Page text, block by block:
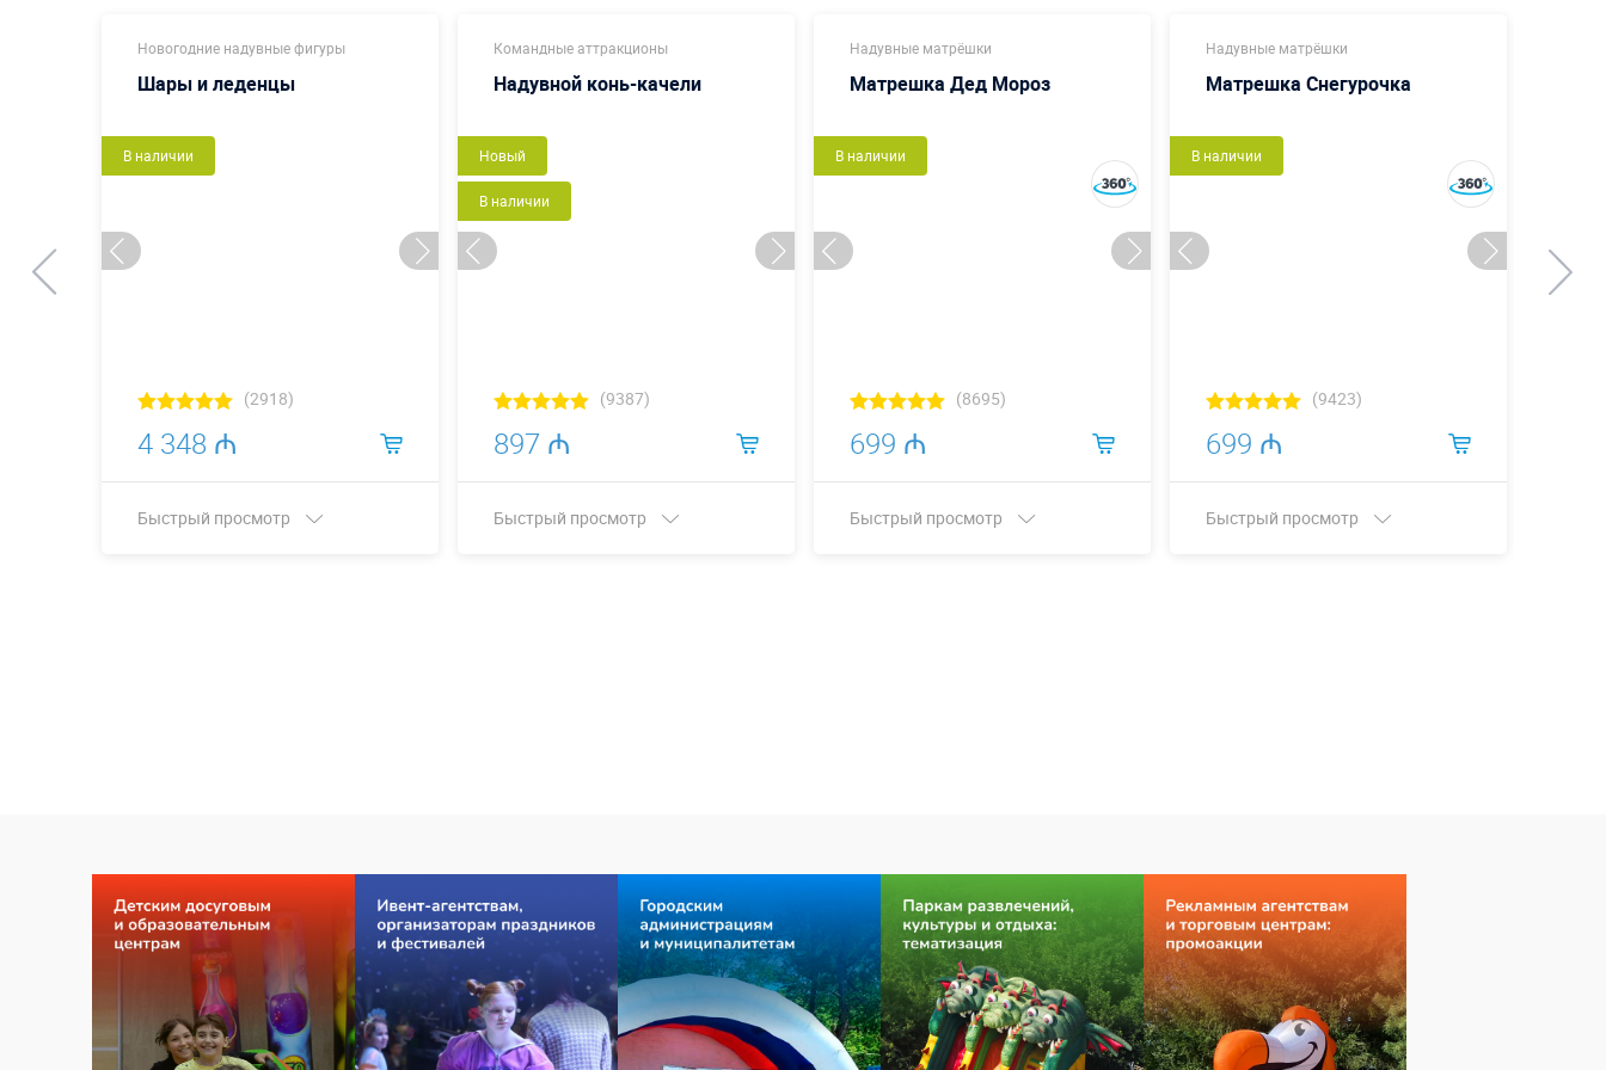
Новогодние надувные фигуры
Шары и леденцы
В наличии
(2918)
4 348 ₼
Быстрый просмотр
Командные аттракционы
Надувной конь-качели
Новый
В наличии
(9387)
897 ₼
Быстрый просмотр
Надувные матрёшки
Матрешка Дед Мороз
В наличии
(8695)
699 ₼
Быстрый просмотр
Надувные матрёшки
Матрешка Снегурочка
В наличии
(9423)
699 ₼
Быстрый просмотр